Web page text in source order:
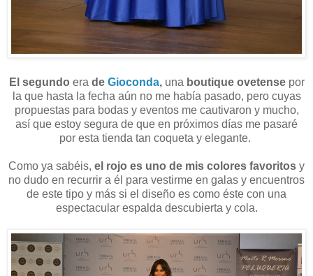
El segundo era de Gioconda, una boutique ovetensepor
la que hasta la fecha aún no me había pasado, pero cuyas
propuestas para bodas y eventos me cautivaron y mucho,
así que estoy segura de que en próximos días me pasaré
por esta tienda tan coqueta y elegante.
Como ya sabéis, el rojo es uno de mis colores favoritos y
no dudo en recurrir a él para vestirme en galas y encuentros
de este tipo y más si el diseño es como éste con una
espectacular espalda descubierta y cola.